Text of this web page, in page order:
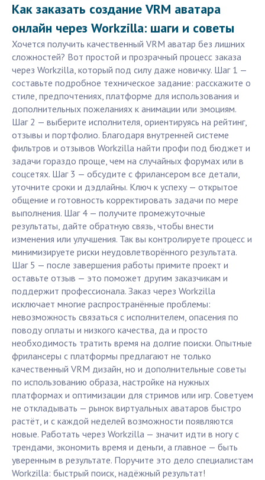
Как заказать создание VRM аватара
онлайн через Workzilla: шаги и советы
Хочется получить качественный VRM аватар без лишних
сложностей? Вот простой и прозрачный процесс заказа
через Workzilla, который под силу даже новичку. Шаг 1 —
составьте подробное техническое задание: расскажите о
стиле, предпочтениях, платформе для использования и
дополнительных пожеланиях к анимации или эмоциям.
Шаг 2 — выберите исполнителя, ориентируясь на рейтинг,
отзывы и портфолио. Благодаря внутренней системе
фильтров и отзывов Workzilla найти профи под бюджет и
задачи гораздо проще, чем на случайных форумах или в
соцсетях. Шаг 3 — обсудите с фрилансером все детали,
уточните сроки и дэдлайны. Ключ к успеху — открытое
общение и готовность корректировать задачи по мере
выполнения. Шаг 4 — получите промежуточные
результаты, дайте обратную связь, чтобы внести
изменения или улучшения. Так вы контролируете процесс и
минимизируете риски неудовлетворённого результата.
Шаг 5 — после завершения работы примите проект и
оставьте отзыв — это поможет другим заказчикам и
поддержит профессионала. Заказ через Workzilla
исключает многие распространённые проблемы:
невозможность связаться с исполнителем, опасения по
поводу оплаты и низкого качества, да и просто
необходимость тратить время на долгие поиски. Опытные
фрилансеры с платформы предлагают не только
качественный VRM дизайн, но и дополнительные советы
по использованию образа, настройке на нужных
платформах и оптимизации для стримов или игр. Советуем
не откладывать — рынок виртуальных аватаров быстро
растёт, и с каждой неделей возможности появляются
новые. Работать через Workzilla — значит идти в ногу с
трендами, экономить время и деньги, а главное — быть
уверенным в результате. Поручите это дело специалистам
Workzilla: быстрый поиск, надёжный результат!